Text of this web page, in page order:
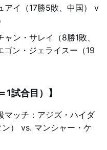
アイ（17勝5敗、中国） v
ン・サレイ（8勝1敗、
ン・ジェライスー（19
1試合目）】
ッチ：アジズ・ハイダ
） vs. マンシャー・ケ